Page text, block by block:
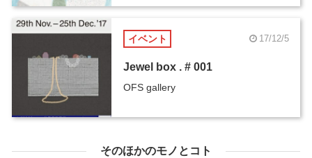
イベント 17/12/5
Jewel box . # 001
OFS gallery
そのほかのモノとコト